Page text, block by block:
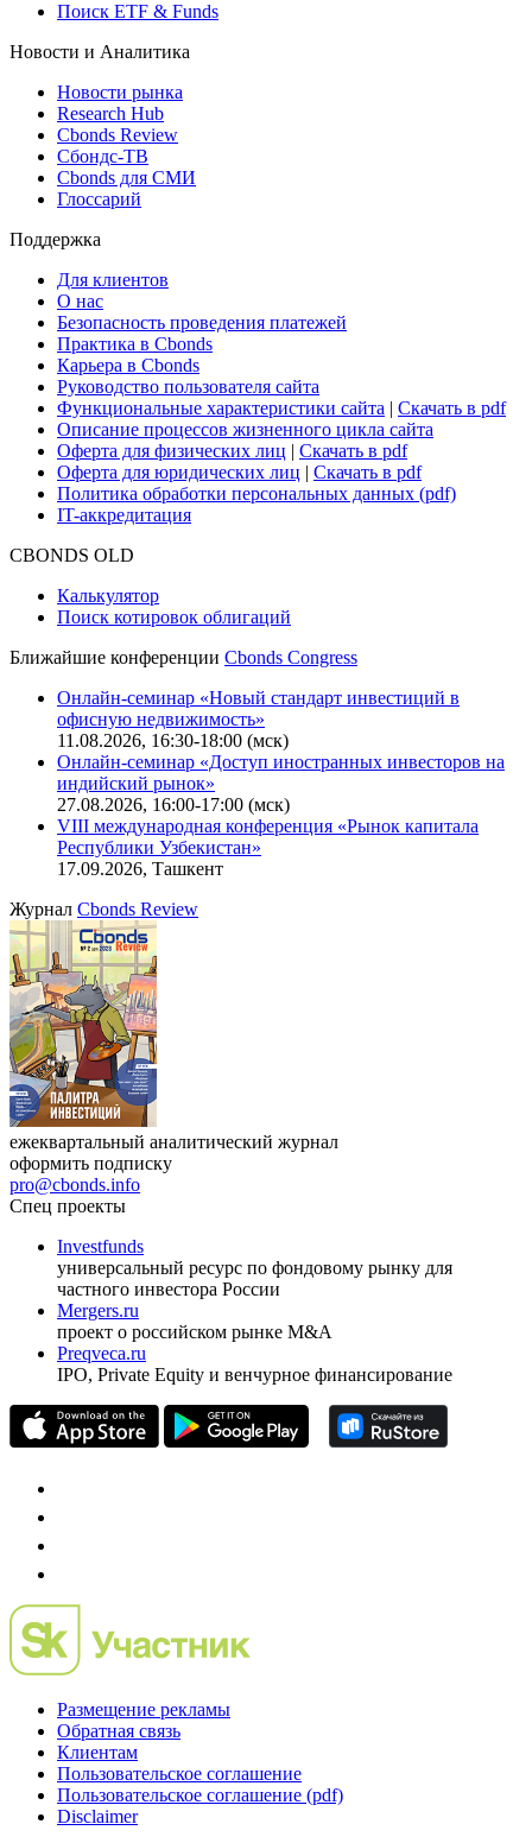
Поиск ETF & Funds
Новости и Аналитика
Новости рынка
Research Hub
Cbonds Review
Сбондс-ТВ
Cbonds для СМИ
Глоссарий
Поддержка
Для клиентов
О нас
Безопасность проведения платежей
Практика в Cbonds
Карьера в Cbonds
Руководство пользователя сайта
Функциональные характеристики сайта | Скачать в pdf
Описание процессов жизненного цикла сайта
Оферта для физических лиц | Скачать в pdf
Оферта для юридических лиц | Скачать в pdf
Политика обработки персональных данных (pdf)
IT-аккредитация
CBONDS OLD
Калькулятор
Поиск котировок облигаций
Ближайшие конференции Cbonds Congress
Онлайн-семинар «Новый стандарт инвестиций в
офисную недвижимость»
11.08.2026, 16:30-18:00 (мск)
Онлайн-семинар «Доступ иностранных инвесторов на
индийский рынок»
27.08.2026, 16:00-17:00 (мск)
VIII международная конференция «Рынок капитала
Республики Узбекистан»
17.09.2026, Ташкент
Журнал Cbonds Review
ежеквартальный аналитический журнал
оформить подписку
pro@cbonds.info
Спец проекты
Investfunds
универсальный ресурс по фондовому рынку для
частного инвестора России
Mergers.ru
проект о российском рынке M&A
Preqveca.ru
IPO, Private Equity и венчурное финансирование
Размещение рекламы
Обратная связь
Клиентам
Пользовательское соглашение
Пользовательское соглашение (pdf)
Disclaimer